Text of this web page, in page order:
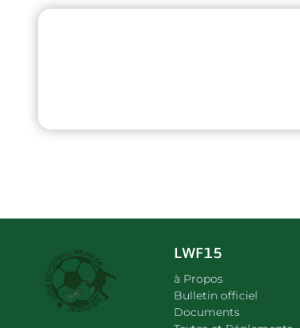
LWF15
à Propos
Bulletin officiel
Documents